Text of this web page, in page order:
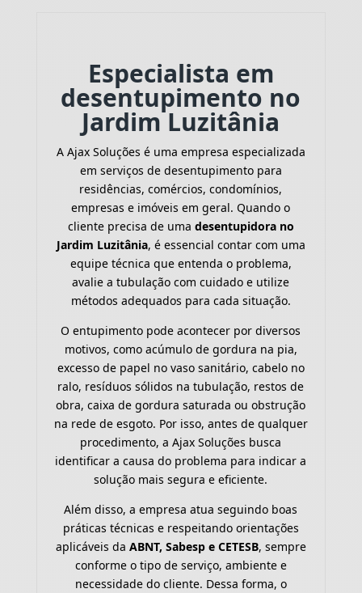
Especialista em
desentupimento no
Jardim Luzitânia
A Ajax Soluções é uma empresa especializada
em serviços de desentupimento para
residências, comércios, condomínios,
empresas e imóveis em geral. Quando o
cliente precisa de uma desentupidora no
Jardim Luzitânia, é essencial contar com uma
equipe técnica que entenda o problema,
avalie a tubulação com cuidado e utilize
métodos adequados para cada situação.
O entupimento pode acontecer por diversos
motivos, como acúmulo de gordura na pia,
excesso de papel no vaso sanitário, cabelo no
ralo, resíduos sólidos na tubulação, restos de
obra, caixa de gordura saturada ou obstrução
na rede de esgoto. Por isso, antes de qualquer
procedimento, a Ajax Soluções busca
identificar a causa do problema para indicar a
solução mais segura e eficiente.
Além disso, a empresa atua seguindo boas
práticas técnicas e respeitando orientações
aplicáveis da ABNT, Sabesp e CETESB, sempre
conforme o tipo de serviço, ambiente e
necessidade do cliente. Dessa forma, o